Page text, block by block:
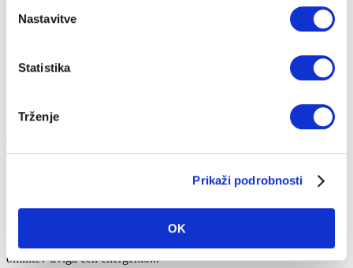
Nastavitve
Statistika
Trženje
Prikaži podrobnosti
OK
Ukrepi za obvladovanje energetske draginje
20...
PrihrankiEnergija
Zakon o nujnem ukrepu na področju davka na dodano vrednost za
omilitev dviga cen energento...